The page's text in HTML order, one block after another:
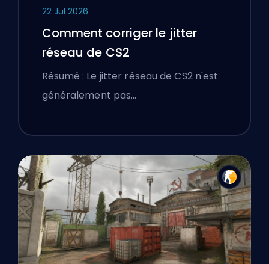
22 Jul 2026
Comment corriger le jitter
réseau de CS2
Résumé : Le jitter réseau de CS2 n'est
généralement pas…